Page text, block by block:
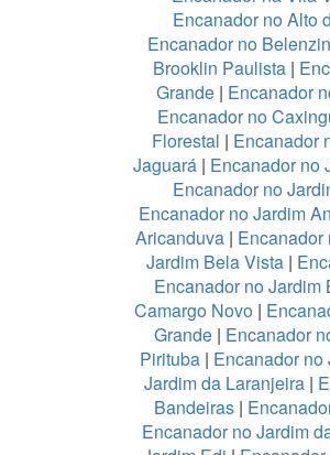
Encanador no Alto
Encanador no
Brooklin Paulista |
Grande | Encanador
Encanador no
Florestal | Encanador
Jaguará | Encanador no
Encanador no
Encanador no Jardim
Aricanduva| Encanador
Jardim Bela Vista |
Encanador no Jardim
Camargo Novo |
Grande | Encanador
Pirituba| Encanador
Jardim da Laranjeira|
Bandeiras |
Encanador no Jardim